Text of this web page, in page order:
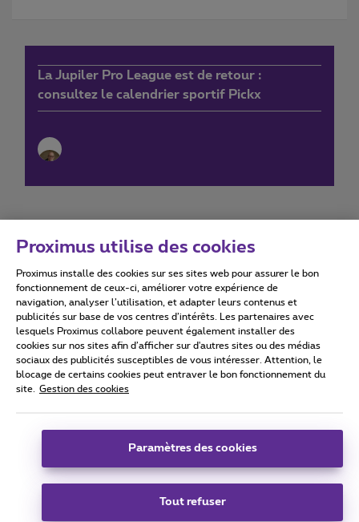
La Jupiler Pro League est de retour :
consultez le calendrier sportif Pickx
Conditions d'utilisation Accessibility statement
Tous droits réservés. © 2026 Proximus
Conditions générales, info consommateur
Coordonnées de l’entreprise
Boulevard du Roi Albert II 27 - B-1030 Bruxelles.
Proximus utilise des cookies
Proximus installe des cookies sur ses sites web pour assurer le bon
fonctionnement de ceux-ci, améliorer votre expérience de
navigation, analyser l’utilisation, et adapter leurs contenus et
publicités sur base de vos centres d’intérêts. Les partenaires avec
lesquels Proximus collabore peuvent également installer des
cookies sur nos sites afin d’afficher sur d'autres sites ou des médias
sociaux des publicités susceptibles de vous intéresser. Attention, le
blocage de certains cookies peut entraver le bon fonctionnement du
site.
Gestion des cookies
Paramètres des cookies
Tout refuser